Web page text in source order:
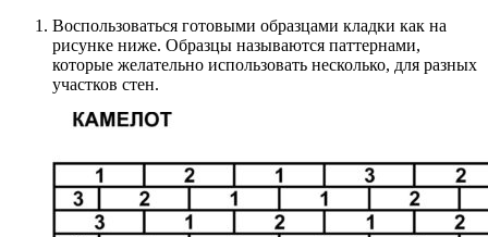
Воспользоваться готовыми образцами кладки как на
рисунке ниже. Образцы называются паттернами,
которые желательно использовать несколько, для разных
участков стен.